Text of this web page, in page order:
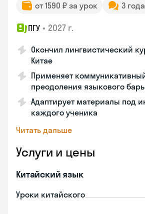
от 1590 ₽ за урок 3
ПГУ • 2027 г.
Окончил лингвистический
Китае
Применяет
преодоления языкового
Адаптирует материалы под
каждого ученика
Читать дальше
Услуги и цены
Китайский язык
Уроки китайского